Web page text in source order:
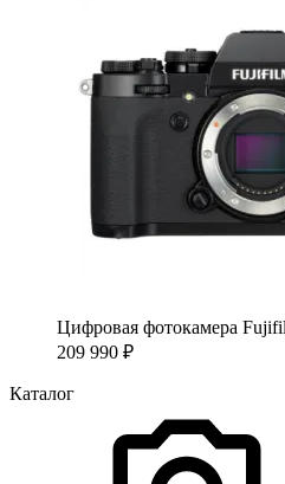
Цифровая фотокамера
209 990 ₽
Каталог